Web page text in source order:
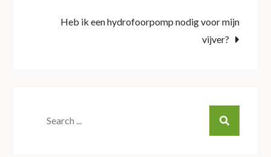
navigation
Heb ik een hydrofoorpomp nodig voor mijn
vijver?